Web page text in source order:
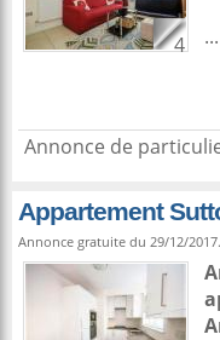
4
...
Annonce de
Appartement
Annonce gratuite du 29/12/2017.